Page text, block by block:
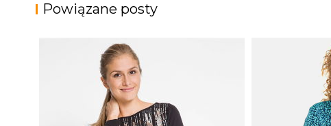
Powiązane posty